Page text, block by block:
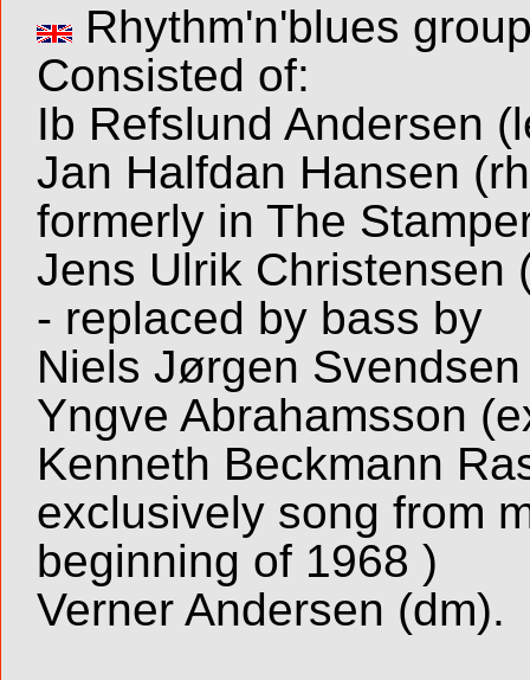
Rhythm'n'blues
Consisted of:
Ib Refslund Andersen
Jan Halfdan Hansen
formerly in The
Jens Ulrik Christensen
- replaced by bass by
Niels Jørgen
Yngve Abrahamsson
Kenneth Beckmann
exclusively song from
beginning of 1968 )
Verner Andersen (dm).